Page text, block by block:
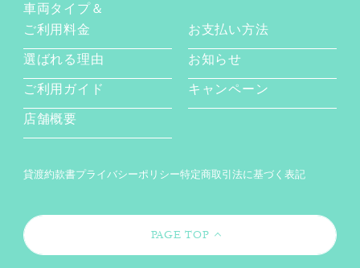
車両タイプ＆
ご利用料金
お支払い方法
選ばれる理由 お知らせ
ご利用ガイド キャンペーン
店舗概要
貸渡約款書プライバシーポリシー特定商取引法に基づく表記
PAGE TOP